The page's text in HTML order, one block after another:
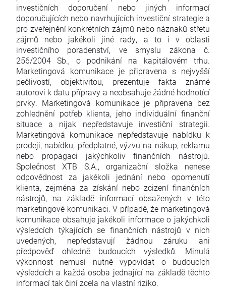
investičních doporučení nebo jiných informací
doporučujících nebo navrhujících investiční strategie a
pro zveřejnění konkrétních zájmů nebo náznaků střetu
zájmů nebo jakékoli jiné rady, a to i v oblasti
investičního poradenství, ve smyslu zákona č.
256/2004 Sb., o podnikání na kapitálovém trhu.
Marketingová komunikace je připravena s nejvyšší
pečlivostí, objektivitou, prezentuje fakta známé
autorovi k datu přípravy a neobsahuje žádné hodnotící
prvky. Marketingová komunikace je připravena bez
zohlednění potřeb klienta, jeho individuální finanční
situace a nijak nepředstavuje investiční strategii.
Marketingová komunikace nepředstavuje nabídku k
prodeji, nabídku, předplatné, výzvu na nákup, reklamu
nebo propagaci jakýchkoliv finančních nástrojů.
Společnost XTB S.A., organizační složka nenese
odpovědnost za jakékoli jednání nebo opomenutí
klienta, zejména za získání nebo zcizení finančních
nástrojů, na základě informací obsažených v této
marketingové komunikaci. V případě, že marketingová
komunikace obsahuje jakékoli informace o jakýchkoli
výsledcích týkajících se finančních nástrojů v nich
uvedených, nepředstavují žádnou záruku ani
předpověď ohledně budoucích výsledků. Minulá
výkonnost nemusí nutně vypovídat o budoucích
výsledcích a každá osoba jednající na základě těchto
informací tak činí zcela na vlastní riziko.